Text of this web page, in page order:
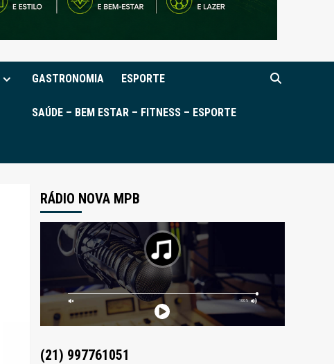
GASTRONOMIA ESPORTE
SAÚDE – BEM ESTAR – FITNESS – ESPORTE
RÁDIO NOVA MPB
(21) 997761051